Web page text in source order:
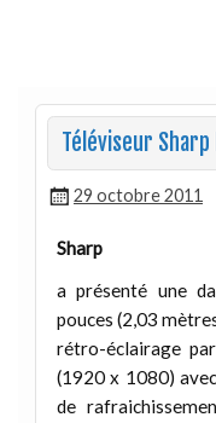
Téléviseur Sharp
29 octobre 2011
Sharp
a présenté une
pouces (2,03
rétro-éclairage
(1920 x 1080)
de